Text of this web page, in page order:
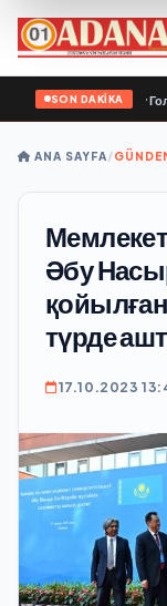
SON DAKİKA
Владиславу
ANA SAYFA/
Әбу
түрде
17.10.2023